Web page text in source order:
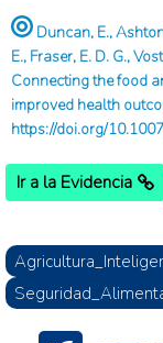
Duncan, E.,
E., Fraser, E. D. G.,
Connecting the food
improved health
https://doi.org/
Ir a la Evidencia